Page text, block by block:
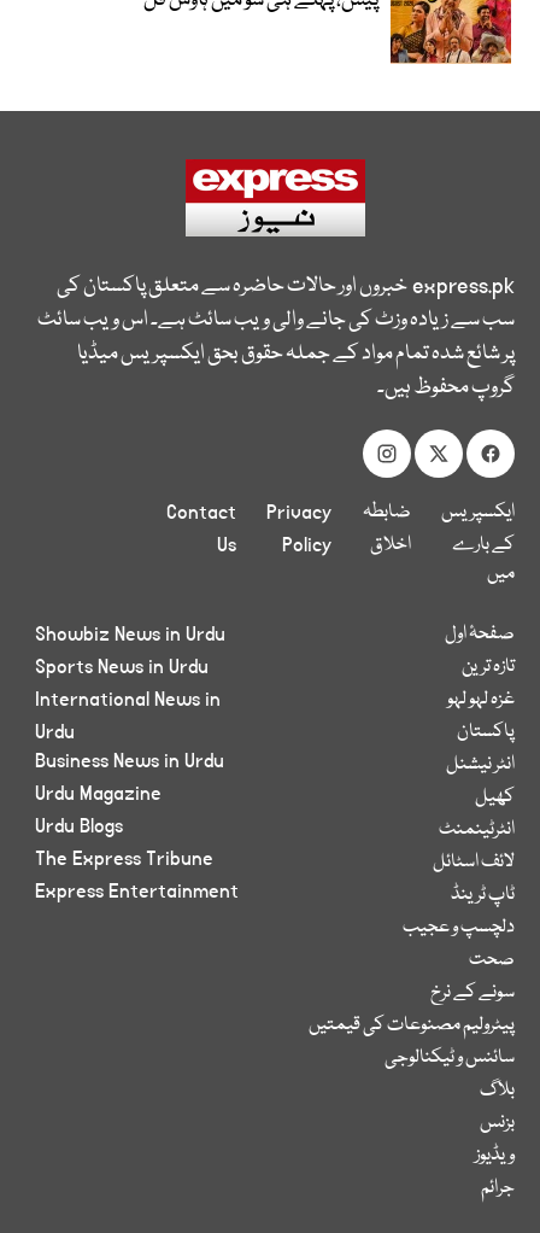
express.pkخبروں اور حالات حاضرہ سے متعلق پاکستان کی
سب سے زیادہ وزٹ کی جانے والی ویب سائٹ ہے۔ اس ویب سائٹ
پر شائع شدہ تمام مواد کے جملہ حقوق بحق ایکسپریس میڈیا
گروپ محفوظ ہیں۔
ایکسپریس
کے بارے
میں
ضابطہ
اخلاق
Privacy
Policy
Contact
Us
صفحۂ اول
تازہ ترین
غزہ لہو لہو
پاکستان
انٹر نیشنل
کھیل
انٹرٹینمنٹ
لائف اسٹائل
ٹاپ ٹرینڈ
دلچسپ و عجیب
صحت
سونے کے نرخ
پیٹرولیم مصنوعات کی قیمتیں
سائنس و ٹیکنالوجی
بلاگ
بزنس
ویڈیوز
جرائم
Showbiz News in Urdu
Sports News in Urdu
International News in
Urdu
Business News in Urdu
Urdu Magazine
Urdu Blogs
The Express Tribune
Express Entertainment